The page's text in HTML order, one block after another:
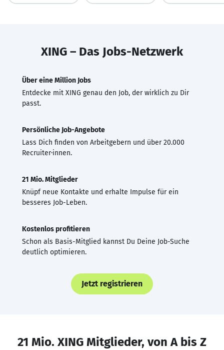
XING – Das Jobs-Netzwerk
Über eine Million Jobs
Entdecke mit XING genau den Job, der wirklich zu Dir
passt.
Persönliche Job-Angebote
Lass Dich finden von Arbeitgebern und über 20.000
Recruiter·innen.
21 Mio. Mitglieder
Knüpf neue Kontakte und erhalte Impulse für ein
besseres Job-Leben.
Kostenlos profitieren
Schon als Basis-Mitglied kannst Du Deine Job-Suche
deutlich optimieren.
Jetzt registrieren
21 Mio. XING Mitglieder, von A bis Z